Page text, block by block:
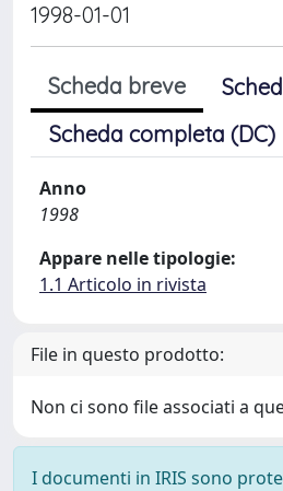
1998-01-01
Scheda breve
Scheda completa (DC)
Anno
1998
Appare nelle tipologie:
1.1 Articolo in rivista
File in questo prodotto:
Non ci sono file associati a
I documenti in IRIS sono